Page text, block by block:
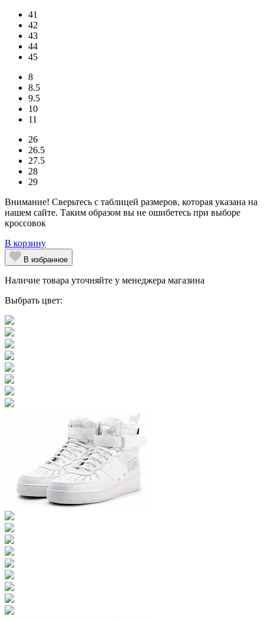
41
42
43
44
45
8
8.5
9.5
10
11
26
26.5
27.5
28
29
Внимание! Сверьтесь с таблицей размеров, которая указана на
нашем сайте. Таким образом вы не ошибетесь при выборе
кроссовок
В корзину
В избранное
Наличие товара уточняйте у менеджера магазина
Выбрать цвет: